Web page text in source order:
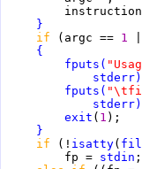
}
if (argc == 1
{
fputs (
stderr)
fputs (
stderr)
exit ( 1
}
if (! isatty(
         fp =
stdin